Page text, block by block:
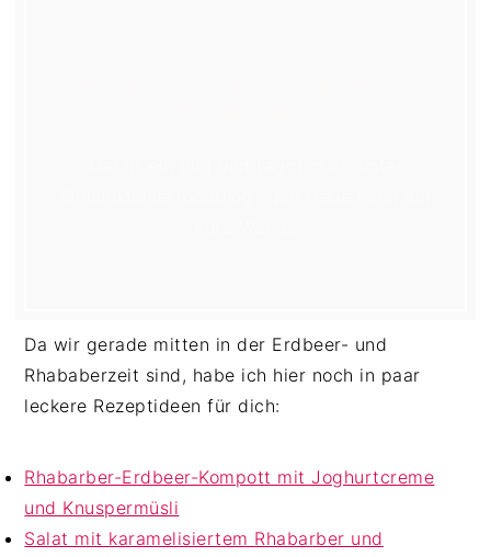
Da wir gerade mitten in der Erdbeer- und
Rhababerzeit sind, habe ich hier noch in paar
leckere Rezeptideen für dich:
Rhabarber-Erdbeer-Kompott mit Joghurtcreme
und Knuspermüsli
Salat mit karamelisiertem Rhabarber und